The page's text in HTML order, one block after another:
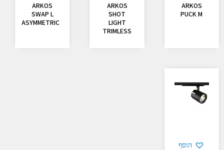
ARKOS
PUCK M
ARKOS
SHOT
LIGHT
TRIMLESS
ARKOS
SWAP L
ASYMMETRIC
הוסף